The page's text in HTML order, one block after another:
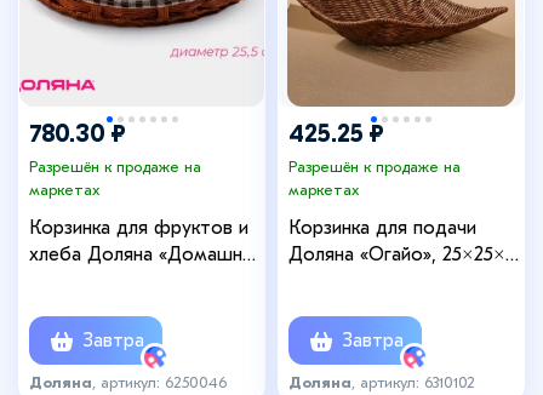
780.30 ₽
Разрешён к продаже на
маркетах
Корзинка для фруктов и
хлеба Доляна «Домашний
Завтра
Доляна , артикул: 6250046
425.25 ₽
Разрешён к продаже на
маркетах
Корзинка для подачи
Доляна «Огайо», 25×25×8
Завтра
Доляна , артикул: 6310102